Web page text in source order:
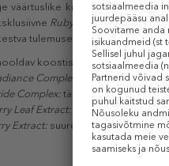
väärtuslike kivide jõudu ja
Ruby Radiance Complex,
tulemuse. Huulepulk tundub
koostis tugineb hoolikalt
Complex:
koorib õrnalt, et
Complex:täidab, silub ja
Leaf Extract: lukustab niiskuse
Extract: suurendab loomulikku